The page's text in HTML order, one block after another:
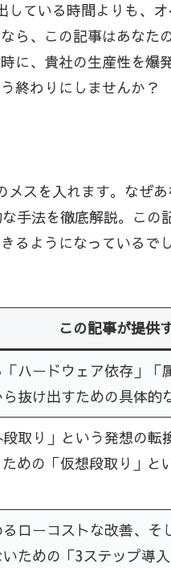
ている時間よりも、
ら、この記事はあなた
に、貴社の生産性を爆
終わりにしませんか？
スを入れます。なぜ
手法を徹底解説。この
るようになっているで
この記事が提供
ハードウェア依存」「
抜け出すための具体的
取り」という発想の
めの「仮想段取り」と
ローコストな改善、そ
ための「3ステップ導